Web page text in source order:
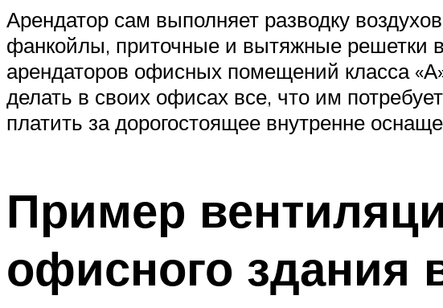
Арендатор сам выполняет разводку
фанкойлы, приточные и вытяжные решетки
арендаторов офисных помещений класса
делать в своих офисах все, что им
платить за дорогостоящее внутренне
Пример
офисного здания